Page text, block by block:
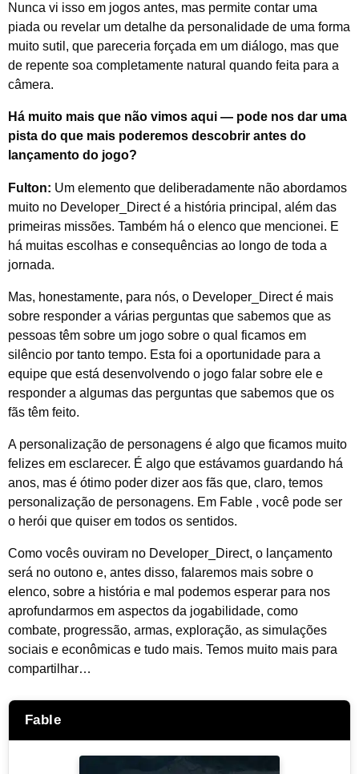
Nunca vi isso em jogos antes, mas permite contar uma
piada ou revelar um detalhe da personalidade de uma forma
muito sutil, que pareceria forçada em um diálogo, mas que
de repente soa completamente natural quando feita para a
câmera.
Há muito mais que não vimos aqui — pode nos dar uma
pista do que mais poderemos descobrir antes do
lançamento do jogo?
Fulton: Um elemento que deliberadamente não abordamos
muito no Developer_Direct é a história principal, além das
primeiras missões. Também há o elenco que mencionei. E
há muitas escolhas e consequências ao longo de toda a
jornada.
Mas, honestamente, para nós, o Developer_Direct é mais
sobre responder a várias perguntas que sabemos que as
pessoas têm sobre um jogo sobre o qual ficamos em
silêncio por tanto tempo. Esta foi a oportunidade para a
equipe que está desenvolvendo o jogo falar sobre ele e
responder a algumas das perguntas que sabemos que os
fãs têm feito.
A personalização de personagens é algo que ficamos muito
felizes em esclarecer. É algo que estávamos guardando há
anos, mas é ótimo poder dizer aos fãs que, claro, temos
personalização de personagens. Em Fable , você pode ser
o herói que quiser em todos os sentidos.
Como vocês ouviram no Developer_Direct, o lançamento
será no outono e, antes disso, falaremos mais sobre o
elenco, sobre a história e mal podemos esperar para nos
aprofundarmos em aspectos da jogabilidade, como
combate, progressão, armas, exploração, as simulações
sociais e econômicas e tudo mais. Temos muito mais para
compartilhar…
Fable